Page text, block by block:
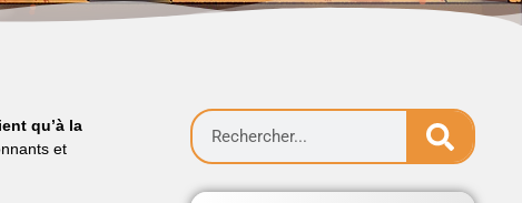
qu’à la
et